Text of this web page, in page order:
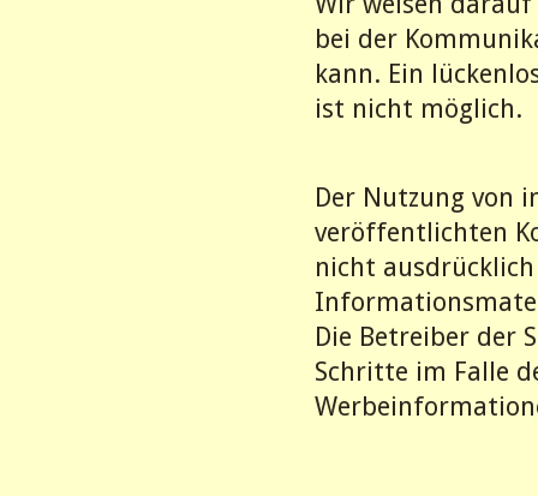
bei der
kann. Ein
ist nicht möglich.
Der Nutzung von
veröffentlichten
nicht
Die Betreiber der
Schritte im Falle